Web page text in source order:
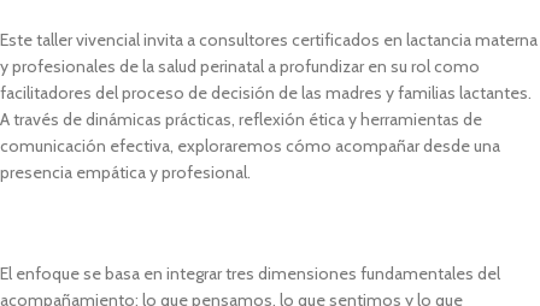
Este taller vivencial invita a consultores certificados en lactancia materna
y profesionales de la salud perinatal a profundizar en su rol como
facilitadores del proceso de decisión de las madres y familias lactantes.
A través de dinámicas prácticas, reflexión ética y herramientas de
comunicación efectiva, exploraremos cómo acompañar desde una
presencia empática y profesional.
El enfoque se basa en integrar tres dimensiones fundamentales del
acompañamiento: lo que pensamos, lo que sentimos y lo que